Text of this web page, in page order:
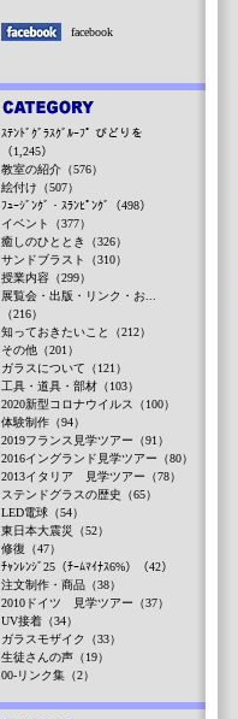
facebook
ｽﾃﾝﾄﾞｸﾞﾗｽｸﾞﾙｰﾌﾟ びどりを
（1,245）
教室の紹介（576）
絵付け（507）
ﾌｭｰｼﾞﾝｸﾞ・ｽﾗﾝﾋﾟﾝｸﾞ（498）
イベント（377）
癒しのひととき（326）
サンドブラスト（310）
授業内容（299）
展覧会・出版・リンク・お...
（216）
知っておきたいこと（212）
その他（201）
ガラスについて（121）
工具・道具・部材（103）
2020新型コロナウイルス（100）
体験制作（94）
2019フランス見学ツアー（91）
2016イングランド見学ツアー（80）
2013イタリア 見学ツアー（78）
ステンドグラスの歴史（65）
LED電球（54）
東日本大震災（52）
修復（47）
ﾁｬﾝﾚﾝｼﾞ25（ﾁｰﾑﾏｲﾅｽ6%）（42）
注文制作・商品（38）
2010ドイツ 見学ツアー（37）
UV接着（34）
ガラスモザイク（33）
生徒さんの声（19）
00-リンク集（2）